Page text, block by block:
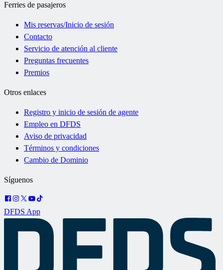
Ferries de pasajeros
Mis reservas/Inicio de sesión
Contacto
Servicio de atención al cliente
Preguntas frecuentes
Premios
Otros enlaces
Registro y inicio de sesión de agente
Empleo en DFDS
Aviso de privacidad
Términos y condiciones
Cambio de Dominio
Síguenos
DFDS App